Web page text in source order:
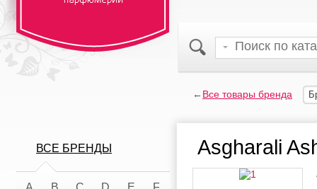
←Все товары бренда
Asgharali
ВСЕ БРЕНДЫ